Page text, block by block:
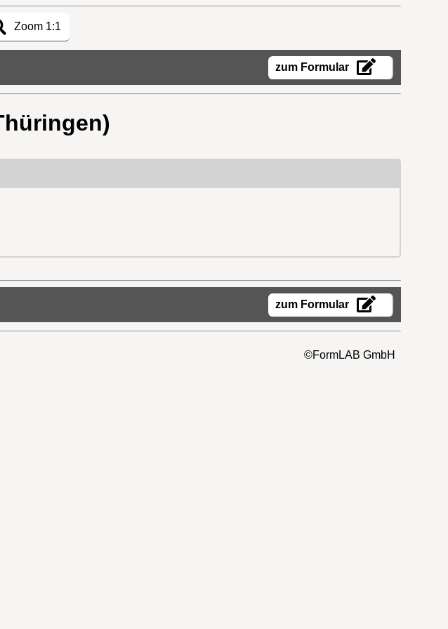
Zoom 1:1
zum Formular
zum Formular
©FormLAB GmbH